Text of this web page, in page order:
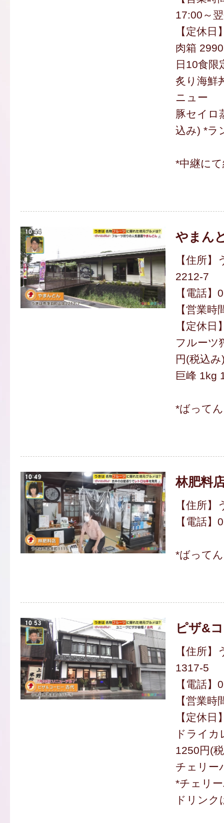
17:00～
【定休日
肉箱
日10食限
炙り海鮮
ニュー
豚セイロ
込み) *ラ
*中継に
やまん
【住所
2212-7
【電話
【営業
【定休日
フルーツ
円(税込み
巨峰 1kg
*ばって
林肥料
【住所
【電話
*ばって
ピザ&
【住所
1317-5
【電話
【営業
【定休日
ドライ
1250円(
チェリー
*チェリ
ドリンク